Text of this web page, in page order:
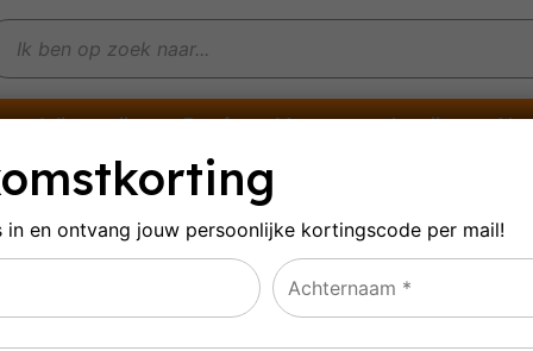
Witte wijn Rosé Mousserende wijn
Grand cru
in en ontvang jouw persoonlijke kortingscode per mail!